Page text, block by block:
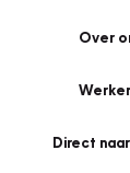
Over
Direct naar